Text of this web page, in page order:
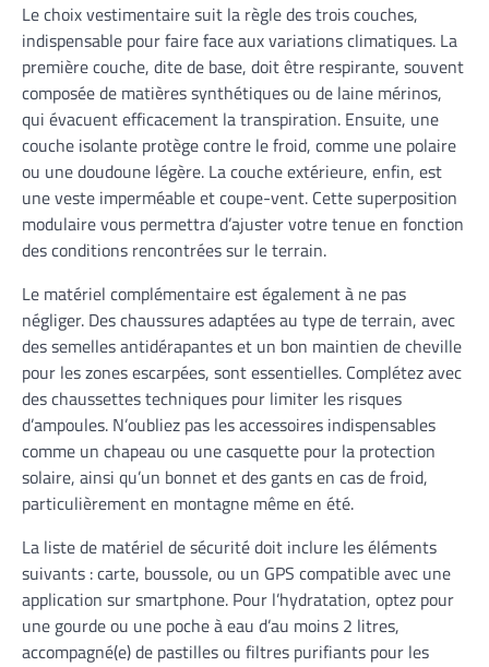
Le choix vestimentaire suit la règle des trois couches,
indispensable pour faire face aux variations climatiques. La
première couche, dite de base, doit être respirante, souvent
composée de matières synthétiques ou de laine mérinos,
qui évacuent efficacement la transpiration. Ensuite, une
couche isolante protège contre le froid, comme une polaire
ou une doudoune légère. La couche extérieure, enfin, est
une veste imperméable et coupe-vent. Cette superposition
modulaire vous permettra d’ajuster votre tenue en fonction
des conditions rencontrées sur le terrain.
Le matériel complémentaire est également à ne pas
négliger. Des chaussures adaptées au type de terrain, avec
des semelles antidérapantes et un bon maintien de cheville
pour les zones escarpées, sont essentielles. Complétez avec
des chaussettes techniques pour limiter les risques
d’ampoules. N’oubliez pas les accessoires indispensables
comme un chapeau ou une casquette pour la protection
solaire, ainsi qu’un bonnet et des gants en cas de froid,
particulièrement en montagne même en été.
La liste de matériel de sécurité doit inclure les éléments
suivants : carte, boussole, ou un GPS compatible avec une
application sur smartphone. Pour l’hydratation, optez pour
une gourde ou une poche à eau d’au moins 2 litres,
accompagné(e) de pastilles ou filtres purifiants pour les